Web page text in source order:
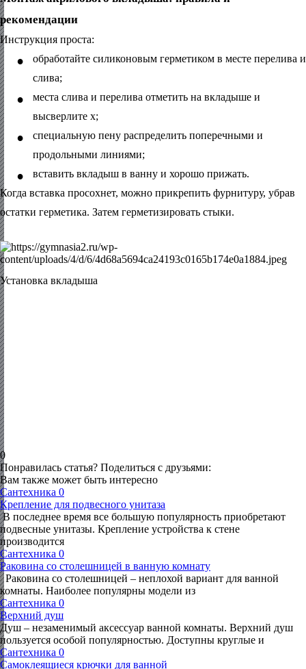
рекомендации
Инструкция проста:
•
обработайте силиконовым герметиком в месте перелива и
слива;
•
места слива и перелива отметить на вкладыше и
высверлите х;
•
специальную пену распределить поперечными и
продольными линиями;
•
вставить вкладыш в ванну и хорошо прижать.
Когда вставка просохнет, можно прикрепить фурнитуру, убрав
остатки герметика. Затем герметизировать стыки.
Установка вкладыша
0
Понравилась статья? Поделиться с друзьями:
Вам также может быть интересно
Сантехника 0
Крепление для подвесного унитаза
В последнее время все большую популярность приобретают
подвесные унитазы. Крепление устройства к стене
производится
Сантехника 0
Раковина со столешницей в ванную комнату
Раковина со столешницей – неплохой вариант для ванной
комнаты. Наиболее популярны модели из
Сантехника 0
Верхний душ
Душ – незаменимый аксессуар ванной комнаты. Верхний душ
пользуется особой популярностью. Доступны круглые и
Сантехника 0
Самоклеящиеся крючки для ванной